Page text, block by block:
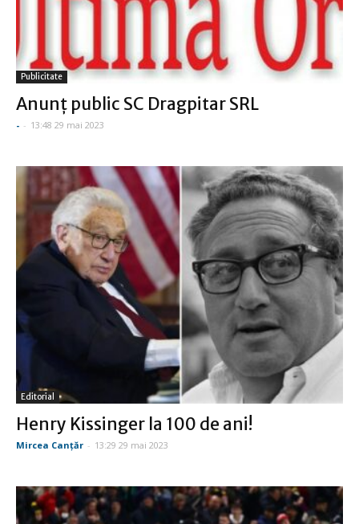
Publicitate
Anunţ public SC Dragpitar SRL
- - 13:48 29 mai 2023
Editorial
Henry Kissinger la 100 de ani!
Mircea Canţăr - 13:29 29 mai 2023